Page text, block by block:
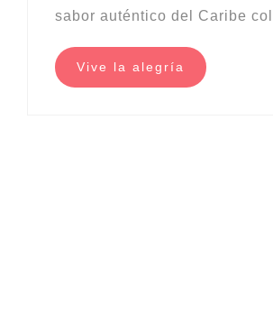
sabor auténtico del Caribe
Vive la alegría